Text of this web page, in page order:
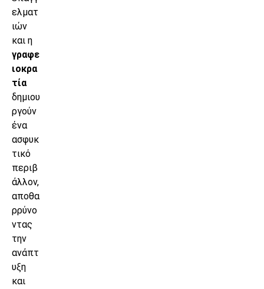
ελματ
ιών
και η
γραφε
ιοκρα
τία
δημιου
ργούν
ένα
ασφυκ
τικό
περιβ
άλλον,
αποθα
ρρύνο
ντας
την
ανάπτ
υξη
και